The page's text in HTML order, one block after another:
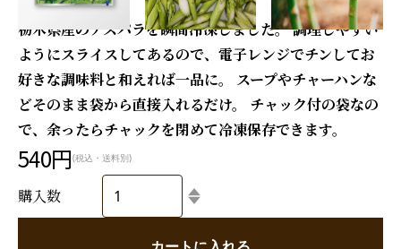
栃木県産のアスパラを瞬間冷凍しました。 調理しやすい
ようにスライスしてあるので、電子レンジでチンしてお
好きな調味料と和えれば一品に。 スープやチャーハンな
どそのまま袋から直接入れるだけ。 チャック付の袋なの
で、余ったらチャックを閉めて冷凍保存できます。
540円(税込・送料別)
購入数